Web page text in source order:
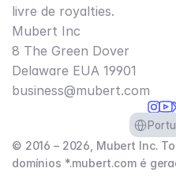
livre de royalties.
Mubert Inc
8 The Green Dover
Delaware EUA 19901​
business@mubert.com
Select
© 2016 – 2026, Mubert Inc.
domínios *.mubert.com é